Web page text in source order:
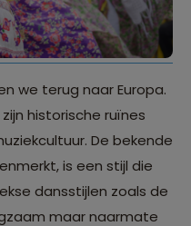
we terug naar Europa.
historische ruïnes
De bekende
is een stijl die
dansstijlen zoals de
maar naarmate